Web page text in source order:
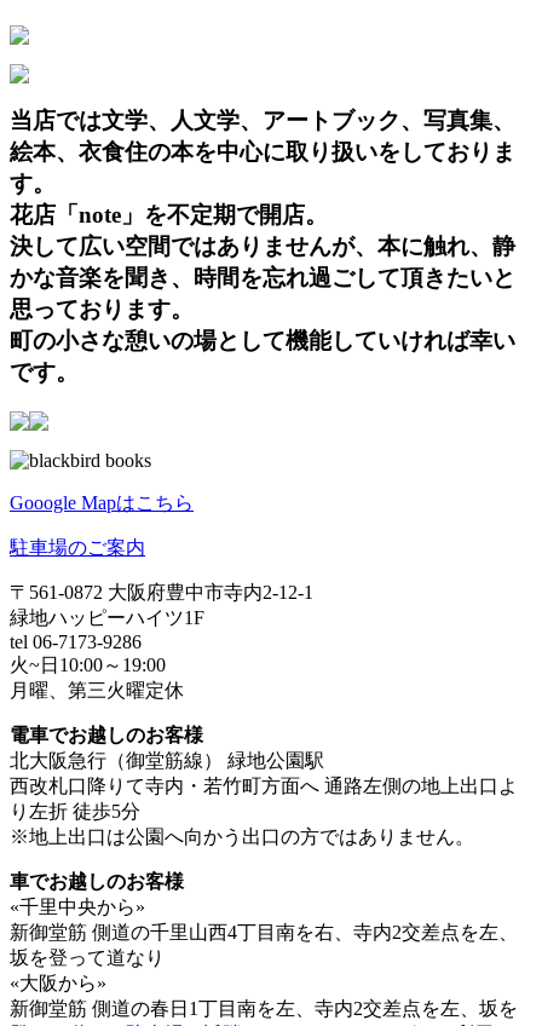
当店では文学、人文学、アートブック、写真集、
絵本、衣食住の本を中心に取り扱いをしておりま
す。
花店「note」を不定期で開店。
決して広い空間ではありませんが、本に触れ、静
かな音楽を聞き、時間を忘れ過ごして頂きたいと
思っております。
町の小さな憩いの場として機能していければ幸い
です。
Gooogle Mapはこちら
駐車場のご案内
〒561-0872 大阪府豊中市寺内2-12-1
緑地ハッピーハイツ1F
tel 06-7173-9286
火~日10:00～19:00
月曜、第三火曜定休
電車でお越しのお客様
北大阪急行（御堂筋線） 緑地公園駅
西改札口降りて寺内・若竹町方面へ 通路左側の地上出口よ
り左折 徒歩5分
※地上出口は公園へ向かう出口の方ではありません。
車でお越しのお客様
«千里中央から»
新御堂筋 側道の千里山西4丁目南を右、寺内2交差点を左、
坂を登って道なり
«大阪から»
新御堂筋 側道の春日1丁目南を左、寺内2交差点を左、坂を